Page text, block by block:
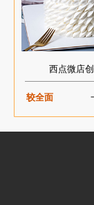
西点微店
较全面